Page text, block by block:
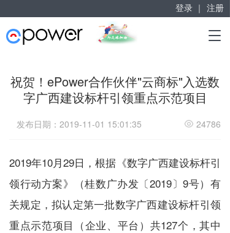
T
l
a
g
a
t
o
n
赋能“大众创业”
掘金万亿企业服务市场！
登录 ｜ 注册
祝贺！ePower合作伙伴"云商标"入选数
字广西建设标杆引领重点示范项目
发布日期：2019-11-01 15:01:35 24786
2019年10月29日，根据《数字广西建设标杆引
领行动方案》（桂数广办发〔2019〕9号）有
关规定，拟认定第一批数字广西建设标杆引领
重点示范项目（企业、平台）共127个，其中